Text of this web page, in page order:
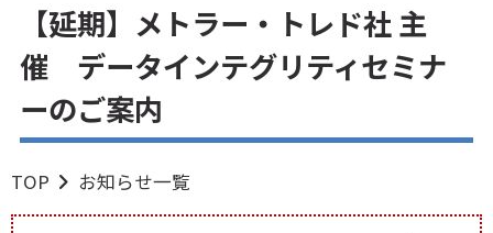
【延期】メトラー・トレド社 主
催 データインテグリティセミナ
ーのご案内
TOP お知らせ一覧